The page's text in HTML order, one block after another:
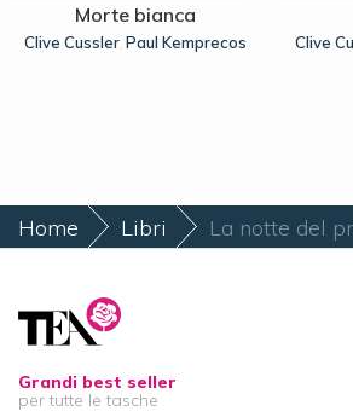
Morte bianca
Clive Cussler, Paul Kemprecos Clive
Home Libri La notte del
Grandi best seller
per tutte le tasche